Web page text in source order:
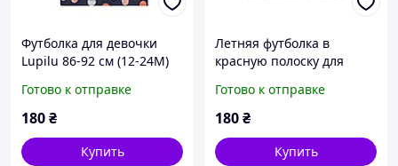
Футболка для девочки
Lupilu 86-92 см (12-24М)
Готово к отправке
180₴
Купить
Летняя футболка в
красную полоску для
Готово к отправке
180₴
Купить